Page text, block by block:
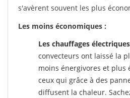
s'avèrent souvent les plus
Les moins économiques :
Les chauffages
convecteurs ont laissé la
moins énergivores et plus
ceux qui grâce à des
diffusent la chaleur.